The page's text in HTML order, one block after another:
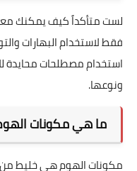
لست متأكداً كيف يمكنك
فقط لاستخدام البهارات
استخدام مصطلحات محايدة
ونوعها.
ما هي مكونات
مكونات الهوم هي خليط من